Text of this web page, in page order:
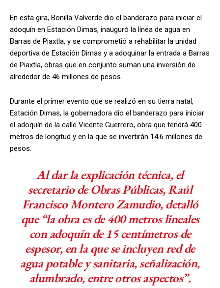
En esta gira, Bonilla Valverde dio el banderazo para iniciar el
adoquín en Estación Dimas, inauguró la línea de agua en
Barras de Piaxtla, y se comprometió a rehabilitar la unidad
deportiva de Estación Dimas y a adoquinar la entrada a Barras
de Piaxtla, obras que en conjunto suman una inversión de
alrededor de 46 millones de pesos.
Durante el primer evento que se realizó en su tierra natal,
Estación Dimas, la gobernadora dio el banderazo para iniciar
el adoquín de la calle Vicente Guerrero, obra que tendrá 400
metros de longitud y en la que se invertirán 14.6 millones de
pesos.
Al dar la explicación técnica, el
secretario de Obras Públicas, Raúl
Francisco Montero Zamudio, detalló
que “la obra es de 400 metros lineales
con adoquín de 15 centímetros de
espesor, en la que se incluyen red de
agua potable y sanitaria, señalización,
alumbrado, entre otros aspectos”.